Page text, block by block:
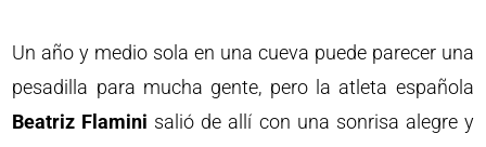
Un año y medio sola en una cueva puede parecer una
pesadilla para mucha gente, pero la atleta española
Beatriz Flamini salió de allí con una sonrisa alegre y